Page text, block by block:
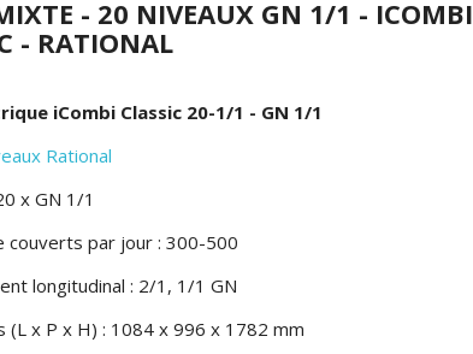
- 20 NIVEAUX GN 1/1 - ICOMBI
- RATIONAL
iCombi Classic 20-1/1 - GN 1/1
Rational
x GN 1/1
couverts par jour : 300-500
longitudinal : 2/1, 1/1 GN
(L x P x H) : 1084 x 996 x 1782 mm